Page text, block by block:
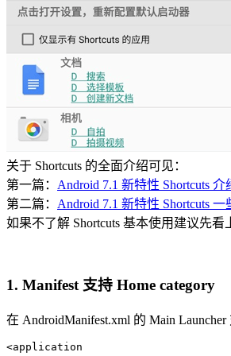
关于 Shortcuts 的全面介绍可见：
第一篇： Android 7.1 新特性 Shortcuts 介
第二篇： Android 7.1 新特性 Shortcuts
如果不了解 Shortcuts 基本使用建议先看
1. Manifest 支持 Home category
在 AndroidManifest.xml 的 Main
<application